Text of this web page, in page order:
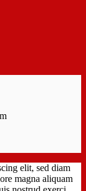
elit, sed diam
magna aliquam